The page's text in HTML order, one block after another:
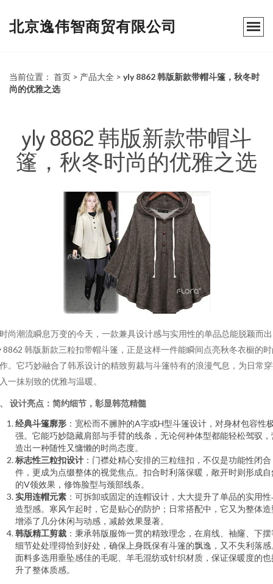
北京逸伟智商贸有限公司
当前位置： 首页 > 产品大全 > yly 8862 韩版新款带帽斗篷，秋冬时
尚的优雅之选
yly 8862 韩版新款带帽斗
篷，秋冬时尚的优雅之选
尚潮流瞬息万变的今天，一款兼具设计感与实用性的单品总能脱颖而
8862 韩版新款三粒扣带帽斗篷，正是这样一件能瞬间点亮秋冬衣橱的
。它巧妙融合了韩系设计的精致剪裁与斗篷特有的浪漫气息，为日常
一抹别致的优雅与温暖。
设计亮点：简约细节，彰显韩范精髓
经典斗篷廓形 ：宽松而不臃肿的A字或H型斗篷设计，对身材包容性
强。它能巧妙隐藏肩部与手臂的线条，无论何种体型都能轻松驾驭，
造出一种随性又慵懒的时尚态度。
标志性三粒扣设计 ：门襟处精心安排的三粒纽扣，不仅是功能性闭合
件，更成为点缀整体的视觉焦点。扣合时利落保暖，敞开时则形成自
的V领效果，修饰脸型与颈部线条。
实用连帽元素 ：可拆卸或固定的连帽设计，大大提升了单品的实用性
造型感。寒风乍起时，它是贴心的防护；日常搭配中，它又为整体造
增添了几分休闲与动感，减龄效果显著。
韩版精工剪裁 ：秉承韩版服饰一贯的精致理念，在肩线、袖窿、下摆
细节处处理得恰到好处，确保上身既保有斗篷的飘逸，又不失利落感
面料多选用垂坠感佳的毛呢、羊毛混纺或针织材质，保证保暖度的也
升了整体质感。